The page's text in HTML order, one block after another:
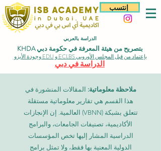
إنتسب
الدراسة بالعربي
بتصريح من هيئة المعرفة في حكومة دبي KHDA
بإعتماد من قبل المجلس الأوروبي ECLBS و EDU وجودة الأيزو
الدراسة في دبي
ملاحظة معلوماتية: المقالات المنشورة في
هذا القسم هي تقارير معلوماتية مستقلة
تتعلق بشبكة (VBNN) العالمية. إن الإنجازات
الأكاديمية، تصنيفات الجامعات، والبرامج
الدراسية المشار إليها تخص المؤسسات
الدولية المعنية بها فقط، ولا تمثل برامج